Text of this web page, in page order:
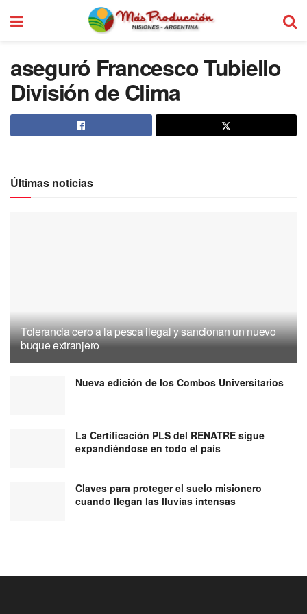
aseguró Francesco Tubiello
División de Clima
Últimas noticias
Tolerancia cero a la pesca ilegal y sancionan un nuevo
buque extranjero
Nueva edición de los Combos Universitarios
La Certificación PLS del RENATRE sigue
expandiéndose en todo el país
Claves para proteger el suelo misionero
cuando llegan las lluvias intensas